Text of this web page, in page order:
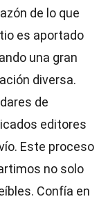
de lo que
es aportado
una gran
diversa.
de
editores
Este proceso
no solo
Confía en